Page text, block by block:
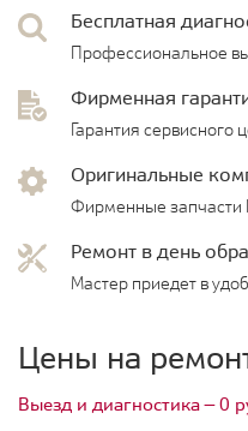
Бесплатная
Профессиональное
Фирменная
Гарантия сервисного
Оригинальные
Фирменные запчасти
Ремонт в день
Мастер приедет в
Цены на
Выезд и диагностика — 0